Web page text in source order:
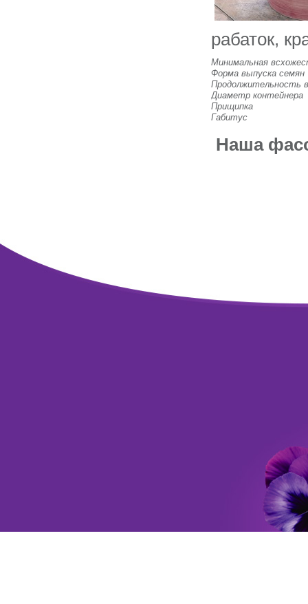
рабаток,
Минимальная
Форма выпуска семян
Продолжительность
Диаметр контейнера
Прищипка
Габитус
Наша